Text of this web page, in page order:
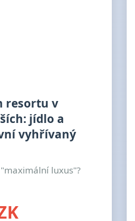
resortu v
jídlo a
vyhřívaný
luxus"?